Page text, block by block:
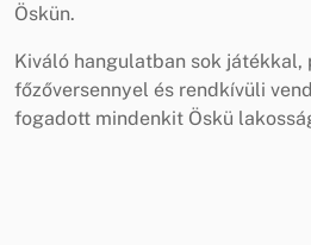
Öskün.
Kiváló hangulatban sok játékkal,
főzőversennyel és rendkívüli
fogadott mindenkit Öskü